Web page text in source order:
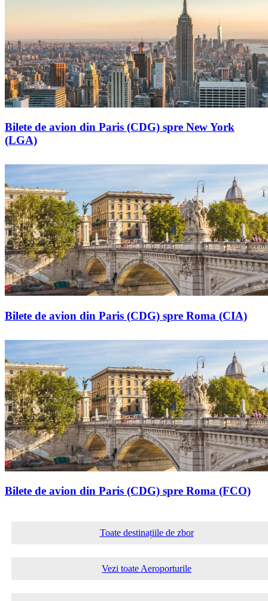
Bilete de avion din Paris (CDG) spre New York
(LGA)
Bilete de avion din Paris (CDG) spre Roma (CIA)
Bilete de avion din Paris (CDG) spre Roma (FCO)
Toate destinațiile de zbor
Vezi toate Aeroporturile